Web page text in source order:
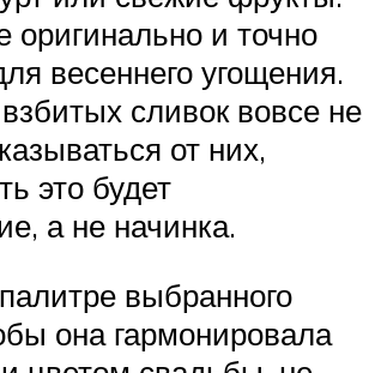
оригинально и точно
весеннего угощения.
сливок вовсе не
от них,
это будет
а не начинка.
выбранного
она гармонировала